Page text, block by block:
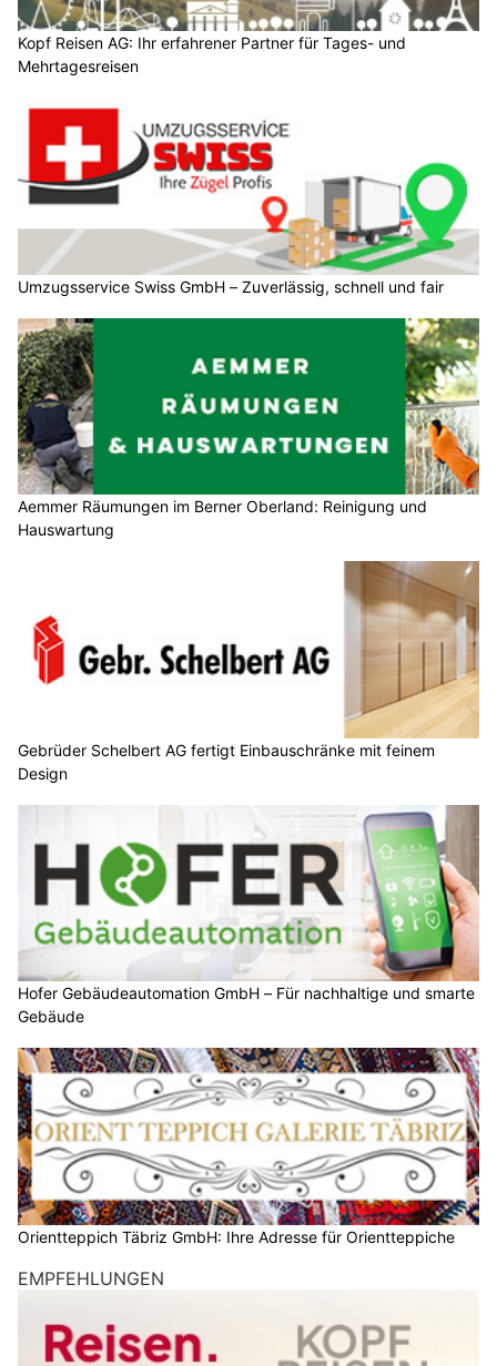
Kopf Reisen AG: Ihr erfahrener Partner für Tages- und
Mehrtagesreisen
Umzugsservice Swiss GmbH – Zuverlässig, schnell und fair
Aemmer Räumungen im Berner Oberland: Reinigung und
Hauswartung
Gebrüder Schelbert AG fertigt Einbauschränke mit feinem
Design
Hofer Gebäudeautomation GmbH – Für nachhaltige und smarte
Gebäude
Orientteppich Täbriz GmbH: Ihre Adresse für Orientteppiche
EMPFEHLUNGEN